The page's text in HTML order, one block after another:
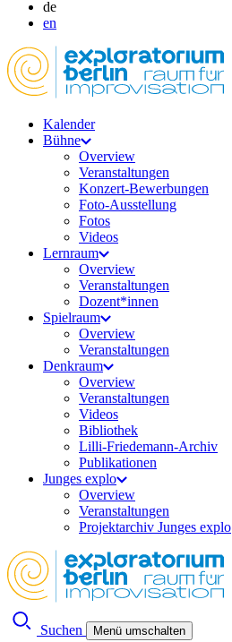
de
en
Kalender
Bühne
Overview
Veranstaltungen
Konzert-Bewerbungen
Foto-Ausstellung
Fotos
Videos
Lernraum
Overview
Veranstaltungen
Dozent*innen
Spielraum
Overview
Veranstaltungen
Denkraum
Overview
Veranstaltungen
Videos
Bibliothek
Lilli-Friedemann-Archiv
Publikationen
Junges explo
Overview
Veranstaltungen
Projektarchiv Junges explo
Suchen Menü umschalten